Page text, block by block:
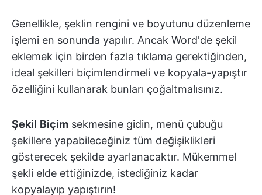
Genellikle, şeklin rengini ve boyutunu düzenleme
işlemi en sonunda yapılır. Ancak Word'de şekil
eklemek için birden fazla tıklama gerektiğinden,
ideal şekilleri biçimlendirmeli ve kopyala-yapıştır
özelliğini kullanarak bunları çoğaltmalısınız.
Şekil Biçim sekmesine gidin, menü çubuğu
şekillere yapabileceğiniz tüm değişiklikleri
gösterecek şekilde ayarlanacaktır. Mükemmel
şekli elde ettiğinizde, istediğiniz kadar
kopyalayıp yapıştırın!